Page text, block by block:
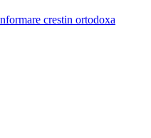
crestin ortodoxa